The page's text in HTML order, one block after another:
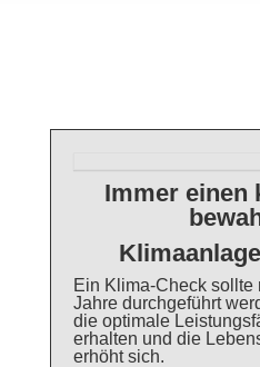
Immer einen
Ein Klima-Check
Jahre durchgeführt
die optimale
erhalten und die
erhöht sich.